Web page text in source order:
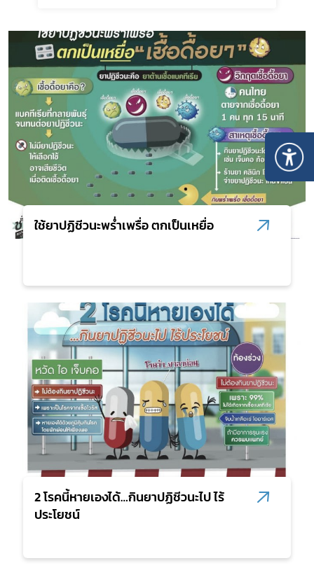
ใช้ยาปฏิชีวนะพร่ำเพรื่อ ตกเป็นเหยื่อ
2 โรคนี้หายเองได้…กินยาปฏิชีวนะไป ไร้
ประโยชน์